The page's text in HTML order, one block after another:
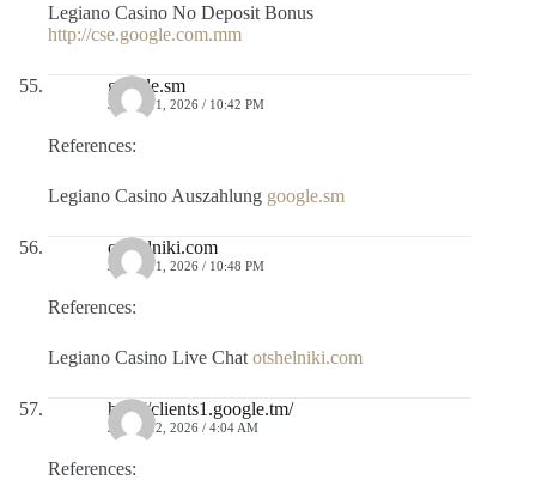
Legiano Casino No Deposit Bonus
http://cse.google.com.mm
google.sm
JULIO 11, 2026 / 10:42 PM
References:
Legiano Casino Auszahlung google.sm
otshelniki.com
JULIO 11, 2026 / 10:48 PM
References:
Legiano Casino Live Chat otshelniki.com
http://clients1.google.tm/
JULIO 12, 2026 / 4:04 AM
References: